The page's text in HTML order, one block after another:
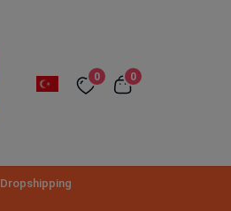
0 0
Dropshipping